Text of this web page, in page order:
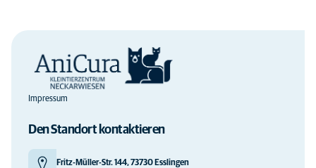
Impressum
Den Standort kontaktieren
Fritz-Müller-Str. 144, 73730 Esslingen